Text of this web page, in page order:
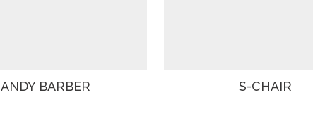
ANDY BARBER S-CHAIR